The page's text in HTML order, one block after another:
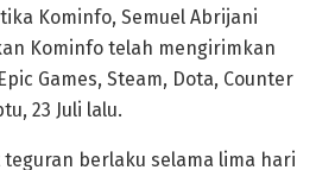
Kominfo, Semuel Abrijani
Kominfo telah mengirimkan
Games, Steam, Dota, Counter
23 Juli lalu.
berlaku selama lima hari